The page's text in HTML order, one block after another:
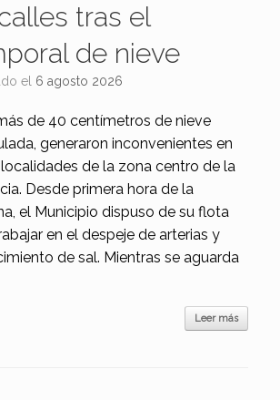
tras el
de nieve
el 6 agosto 2026
de 40 centímetros de nieve
generaron inconvenientes en
de la zona centro de la
Desde primera hora de la
el Municipio dispuso de su flota
en el despeje de arterias y
de sal. Mientras se aguarda
Leer más